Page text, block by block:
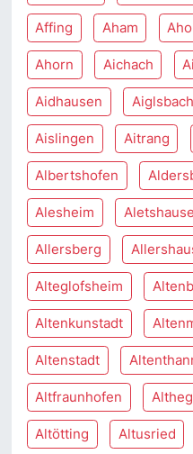
Affing Aham
Ahorn Aichach
Aidhausen Aiglsbach
Aislingen Aitrang
Albertshofen
Alesheim
Allersberg
Alteglofsheim
Altenkunstadt
Altenstadt
Altfraunhofen
Altötting Altusried